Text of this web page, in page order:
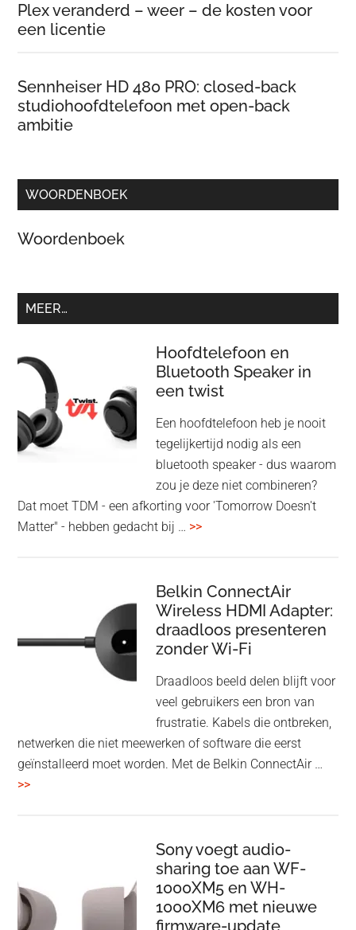
Plex veranderd – weer – de kosten voor
een licentie
Sennheiser HD 480 PRO: closed-back
studiohoofdtelefoon met open-back
ambitie
WOORDENBOEK
Woordenboek
MEER…
Hoofdtelefoon en
Bluetooth Speaker in
een twist
Een hoofdtelefoon heb je nooit
tegelijkertijd nodig als een
bluetooth speaker - dus waarom
zou je deze niet combineren?
Dat moet TDM - een afkorting voor 'Tomorrow Doesn't
Matter" - hebben gedacht bij … >>overHoofdtelefoon
Speaker
in
een
twist
Belkin ConnectAir
Wireless HDMI Adapter:
draadloos presenteren
zonder Wi-Fi
Draadloos beeld delen blijft voor
veel gebruikers een bron van
frustratie. Kabels die ontbreken,
netwerken die niet meewerken of software die eerst
geïnstalleerd moet worden. Met de Belkin ConnectAir …
>>overBelkin
draadloos
presenteren
Sony voegt audio-
sharing toe aan WF-
1000XM5 en WH-
1000XM6 met nieuwe
firmware-update